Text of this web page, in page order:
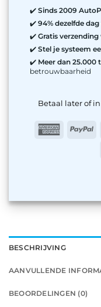
BESCHRIJVING
AANVULLENDE
BEOORDELINGEN (0)
✔️Sinds 2009
✔️94% dezelfde
✔️Gratis verzending
✔️Stel je systeem
✔️ Meer dan 25.000
betrouwbaarheid
Betaal later of
American